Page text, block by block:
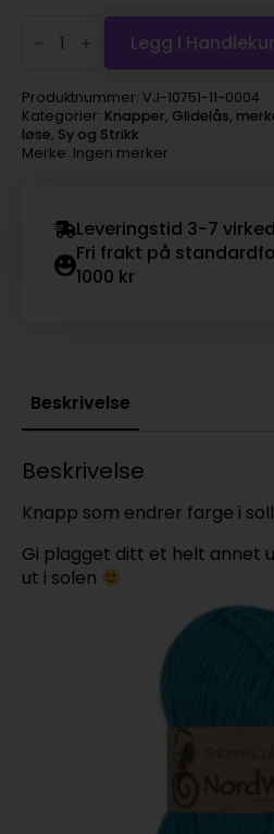
-
hvit
endrer
farge
til
Legg I
Produktnummer: VJ-10751-11-0004
Kategorier: Knapper, Glidelås,
løse, Sy og Strikk
Merke: Ingen merker
Leveringstid 3-7
Fri frakt på
1000 kr
Beskrivelse
Beskrivelse
Knapp som endrer farge i
Gi plagget ditt et helt annet
ut i solen